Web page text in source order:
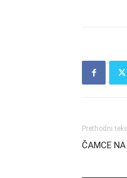
Prethodni
ČAMCE NA